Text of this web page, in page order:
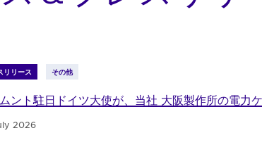
リリース その他
ント駐日ドイツ大使が、当社 大阪製作所の電力
2026